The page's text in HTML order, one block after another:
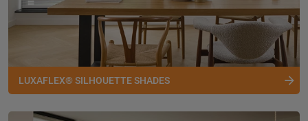
LUXAFLEX® SILHOUETTE SHADES